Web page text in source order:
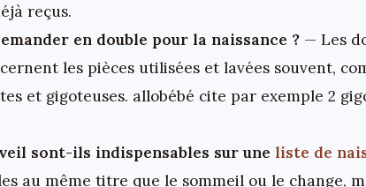
reçus.
en double pour la naissance ? — Les
les pièces utilisées et lavées souvent,
et gigoteuses. allobébé cite par exemple 2
sont-ils indispensables sur une liste de
au même titre que le sommeil ou le change,